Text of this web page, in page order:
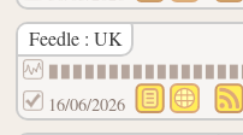
Feedle : UK
16/06/2026